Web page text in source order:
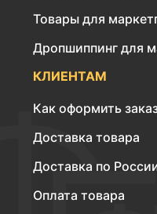
Товары для
Дропшиппинг для
КЛИЕНТАМ
Как оформить
Доставка товара
Доставка по
Оплата товара